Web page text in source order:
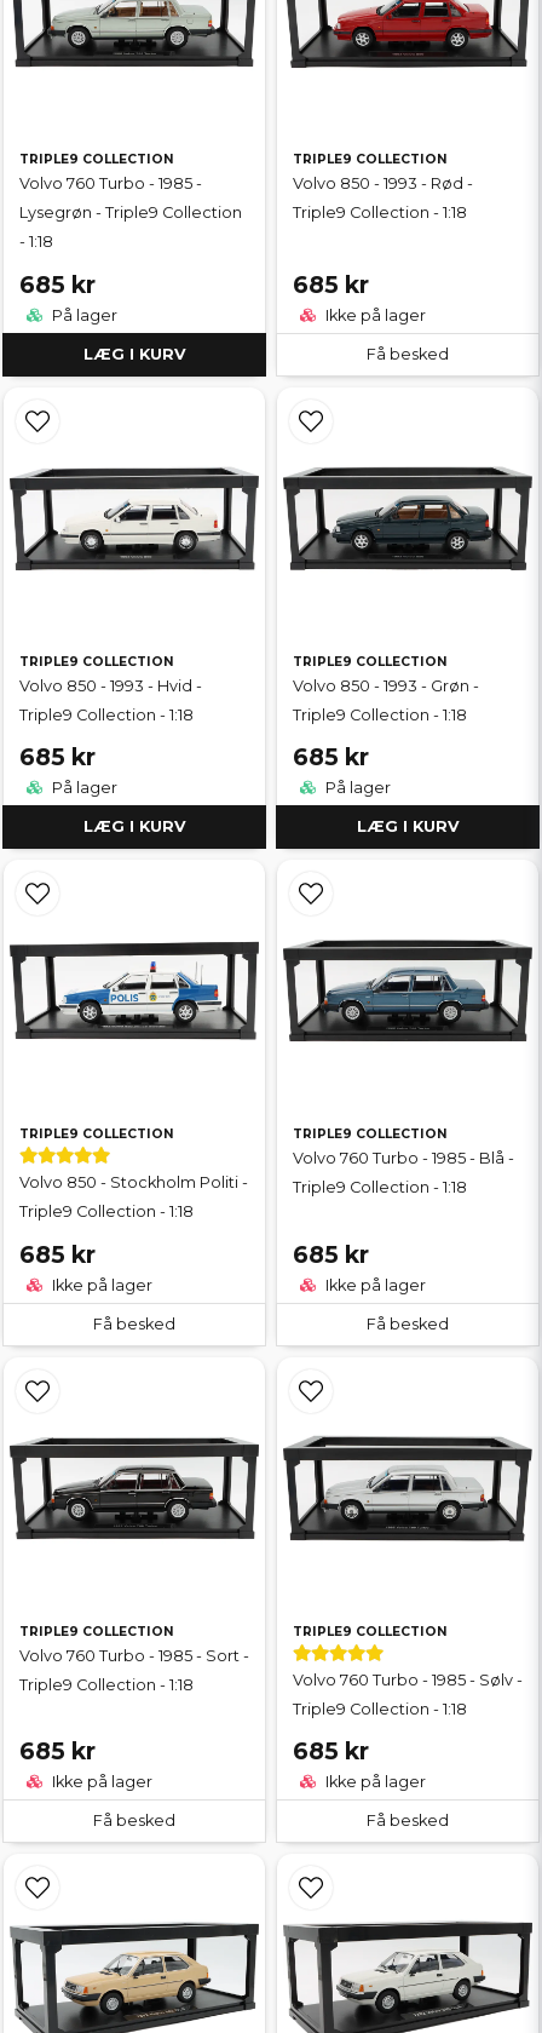
TRIPLE9 COLLECTION
Volvo 760 Turbo - 1985 -
Lysegrøn - Triple9 Collection
- 1:18
685 kr
På lager
LÆG I KURV
TRIPLE9 COLLECTION
Volvo 850 - 1993 - Rød -
Triple9 Collection - 1:18
685 kr
Ikke på lager
Få besked
TRIPLE9 COLLECTION
Volvo 850 - 1993 - Hvid -
Triple9 Collection - 1:18
685 kr
På lager
LÆG I KURV
TRIPLE9 COLLECTION
Volvo 850 - 1993 - Grøn -
Triple9 Collection - 1:18
685 kr
På lager
LÆG I KURV
TRIPLE9 COLLECTION
Volvo 850 - Stockholm Politi -
Triple9 Collection - 1:18
685 kr
Ikke på lager
Få besked
TRIPLE9 COLLECTION
Volvo 760 Turbo - 1985 - Blå -
Triple9 Collection - 1:18
685 kr
Ikke på lager
Få besked
TRIPLE9 COLLECTION
Volvo 760 Turbo - 1985 - Sort -
Triple9 Collection - 1:18
685 kr
Ikke på lager
Få besked
TRIPLE9 COLLECTION
Volvo 760 Turbo - 1985 - Sølv -
Triple9 Collection - 1:18
685 kr
Ikke på lager
Få besked